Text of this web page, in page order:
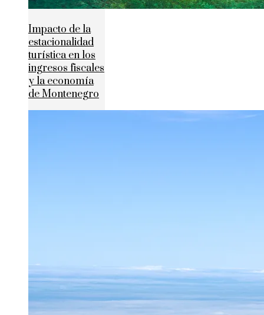
Impacto de la
estacionalidad
turística en los
ingresos fiscales
y la economía
de Montenegro